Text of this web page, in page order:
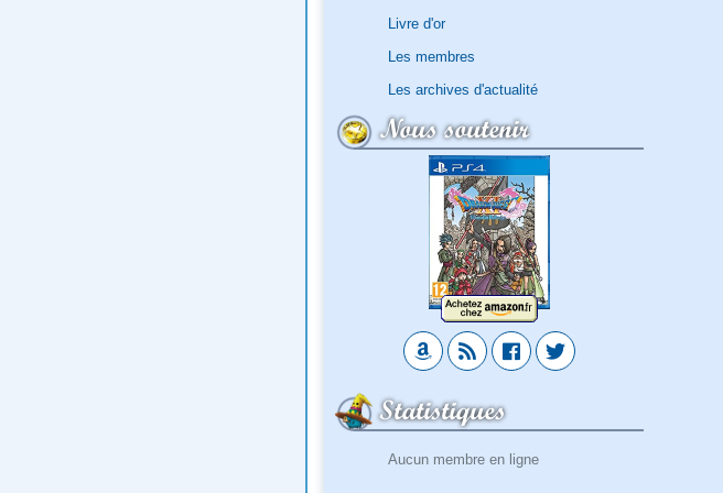
Livre d'or
Les membres
Les archives d'actualité
Nous soutenir
Statistiques
Aucun membre en ligne